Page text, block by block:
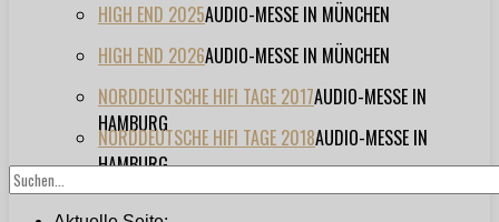
HIGH END 2025AUDIO-MESSE IN MÜNCHEN
HIGH END 2026AUDIO-MESSE IN MÜNCHEN
NORDDEUTSCHE HIFI TAGE 2017AUDIO-MESSE IN
HAMBURG
NORDDEUTSCHE HIFI TAGE 2018AUDIO-MESSE IN
HAMBURG